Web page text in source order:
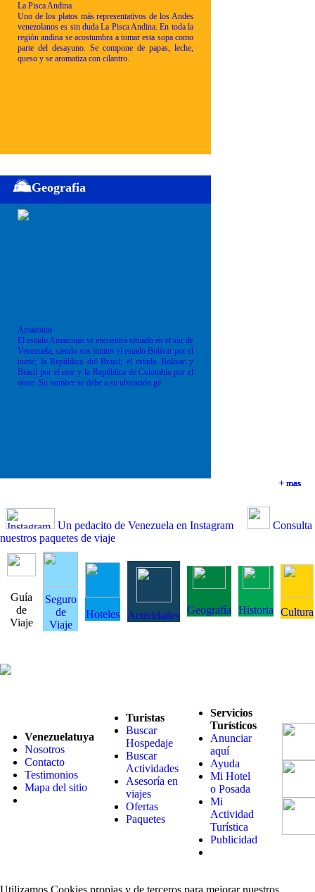
+ mas
+ mas
La Pisca Andina
Uno de los platos más representativos de los Andes
venezolanos es sin duda La Pisca Andina. En toda la
región andina se acostumbra a tomar esta sopa como
parte del desayuno. Se compone de papas, leche,
queso y se aromatiza con cilantro.
+ mas
Geografia
Amazonas
El estado Amazonas se encuentra situado en el sur de
Venezuela, siendo sus límites el estado Bolívar por el
norte; la República del Brasil; el estado Bolívar y
Brasil por el este y la República de Colombia por el
oeste. Su nombre se debe a su ubicación ge
+ mas
Un pedacito de Venezuela en Instagram
Consulta
nuestros paquetes de viaje
Guía
de
Viaje
Seguro
de
Viaje
Hoteles Actividades Geografía Historia Cultura
Venezuelatuya
Nosotros
Contacto
Testimonios
Mapa del sitio
Turistas
Buscar
Hospedaje
Buscar
Actividades
Asesoría en
viajes
Ofertas
Paquetes
Servicios
Turísticos
Anunciar
aquí
Ayuda
Mi Hotel
o Posada
Mi
Actividad
Turística
Publicidad
Utilizamos Cookies propias y de terceros para mejorar nuestros